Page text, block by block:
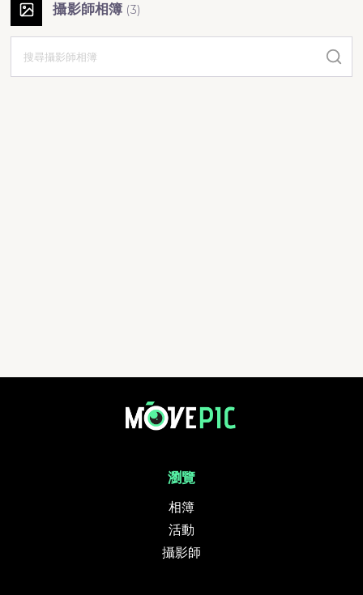
攝影師相簿 (3)
瀏覽
相簿
活動
攝影師